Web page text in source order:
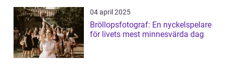
04 april 2025
Bröllopsfotograf: En nyckelspelare
för livets mest minnesvärda dag